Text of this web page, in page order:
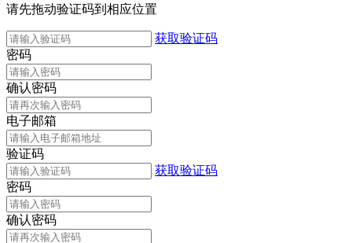
请先拖动验证码到相应位置
获取验证码
密码
确认密码
电子邮箱
验证码
获取验证码
密码
确认密码